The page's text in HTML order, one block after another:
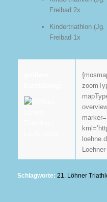
Freibad 2x
Kindertriathlon
Freibad 1x
Schlagworte: 21. Löhner